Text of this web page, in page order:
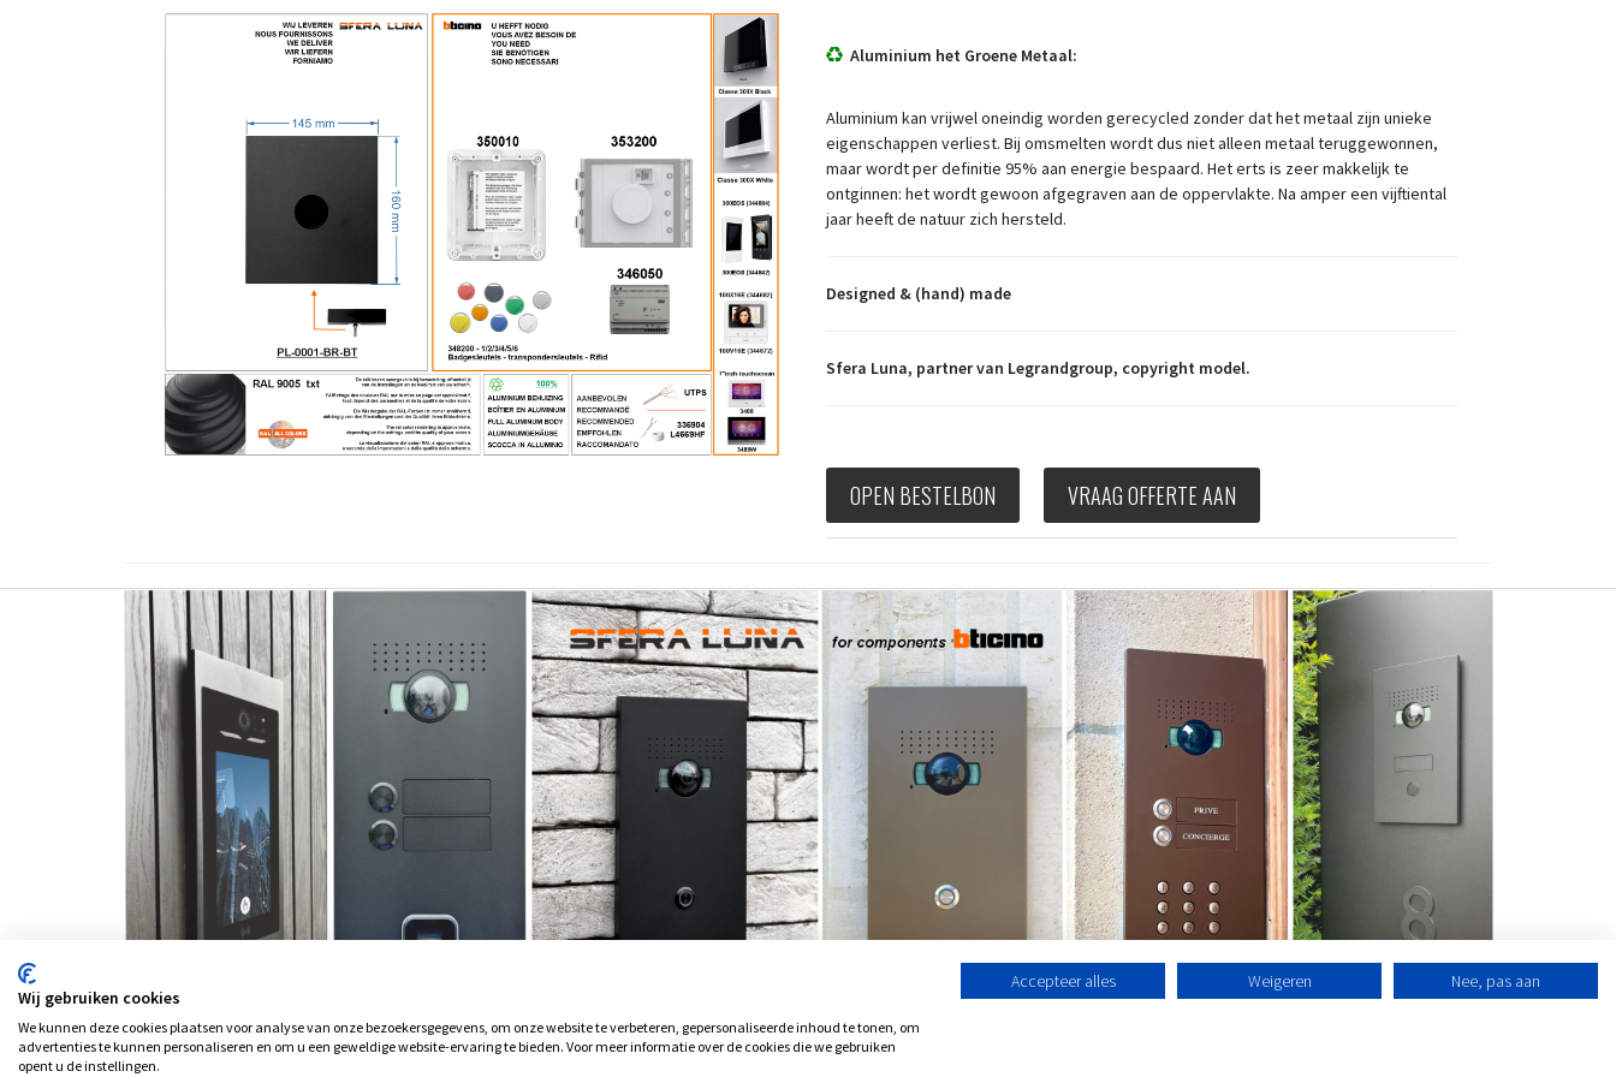
Aluminium het Groene Metaal:
Aluminium kan vrijwel oneindig worden gerecycled zonder dat het metaal zijn unieke
eigenschappen verliest. Bij omsmelten wordt dus niet alleen metaal teruggewonnen,
maar wordt per definitie 95% aan energie bespaard. Het erts is zeer makkelijk te
ontginnen: het wordt gewoon afgegraven aan de oppervlakte. Na amper een vijftiental
jaar heeft de natuur zich hersteld.
Designed & (hand) made
Sfera Luna, partner van Legrandgroup, copyright model.
OPEN BESTELBON VRAAG OFFERTE AAN
Wij gebruiken cookies
We kunnen deze cookies plaatsen voor analyse van onze bezoekersgegevens, om onze website te verbeteren, gepersonaliseerde inhoud te tonen, om
advertenties te kunnen personaliseren en om u een geweldige website-ervaring te bieden. Voor meer informatie over de cookies die we gebruiken
opent u de instellingen.
Accepteer alles Weigeren Nee, pas aan